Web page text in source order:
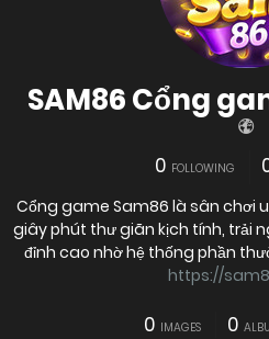
SAM86 Cổng
0 FOLLOWING
Cổng game Sam86 là sân chơi
giây phút thư giãn kịch tính, trải
đỉnh cao nhờ hệ thống phần
https://
0 IMAGES 0